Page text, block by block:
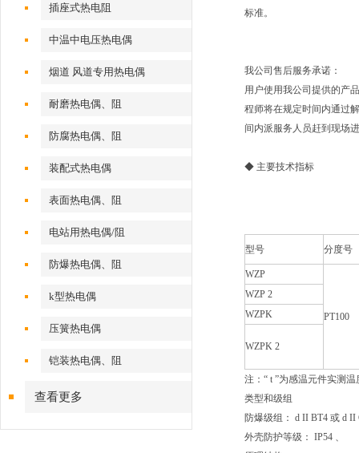
插座式热电阻
中温中电压热电偶
烟道 风道专用热电偶
耐磨热电偶、阻
防腐热电偶、阻
装配式热电偶
表面热电偶、阻
电站用热电偶/阻
防爆热电偶、阻
k型热电偶
压簧热电偶
铠装热电偶、阻
查看更多
标准。
我公司售后服务承诺：
用户使用我公司提供的产
程师将在规定时间内通过
间内派服务人员赶到现场
◆ 主要技术指标
型号 分度号
WZP
PT100
WZP 2
WZPK
WZPK 2
注：“ t ”为感温元件实测
类型和级组
防爆级组： d II BT4 或 d
外壳防护等级： IP54 、